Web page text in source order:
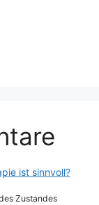
ist sinnvoll?
Zustandes